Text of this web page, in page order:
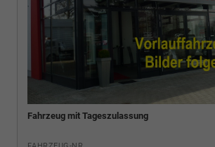
Fahrzeug mit Tageszulassung